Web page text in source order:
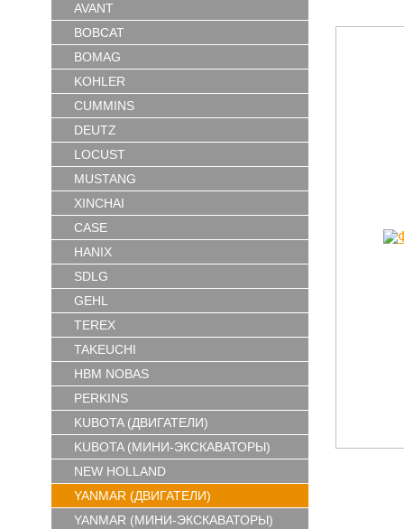
AVANT
BOBCAT
BOMAG
KOHLER
CUMMINS
DEUTZ
LOCUST
MUSTANG
XINCHAI
CASE
HANIX
SDLG
GEHL
TEREX
TAKEUCHI
HBM NOBAS
PERKINS
KUBOTA (ДВИГАТЕЛИ)
KUBOTA (МИНИ-ЭКСКАВАТОРЫ)
NEW HOLLAND
YANMAR (ДВИГАТЕЛИ)
YANMAR (МИНИ-ЭКСКАВАТОРЫ)